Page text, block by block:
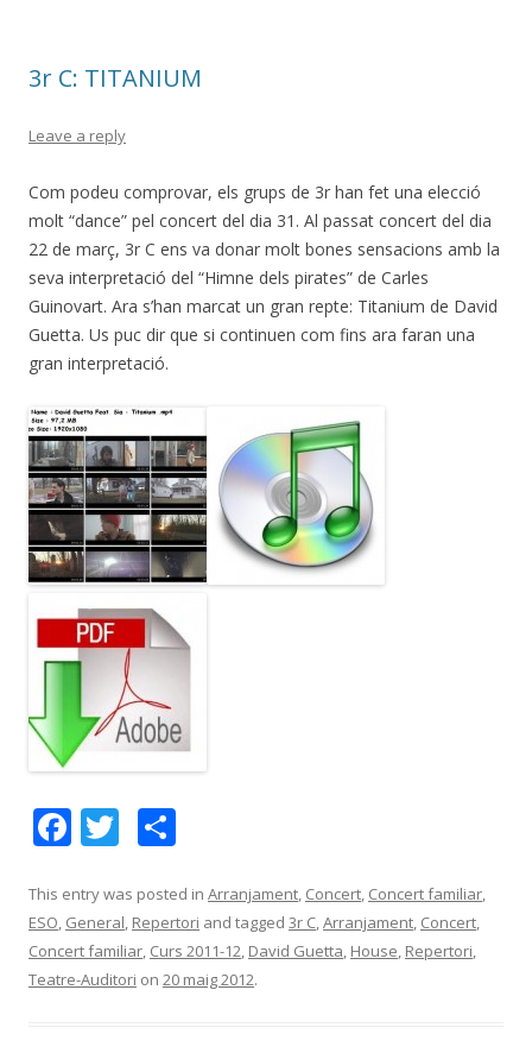
3r C: TITANIUM
Leave a reply
Com podeu comprovar, els grups de 3r han fet una elecció
molt “dance” pel concert del dia 31. Al passat concert del dia
22 de març, 3r C ens va donar molt bones sensacions amb la
seva interpretació del “Himne dels pirates” de Carles
Guinovart. Ara s’han marcat un gran repte: Titanium de David
Guetta. Us puc dir que si continuen com fins ara faran una
gran interpretació.
F
e
b
o
T
itt
er
m
p
ar
This entry was posted in Arranjament, Concert, Concert familiar,
ESO, General, Repertori and tagged 3r C,Arranjament, Concert,
Concert familiar, Curs 2011-12, David Guetta, House, Repertori,
Teatre-Auditori on 20 maig 2012.